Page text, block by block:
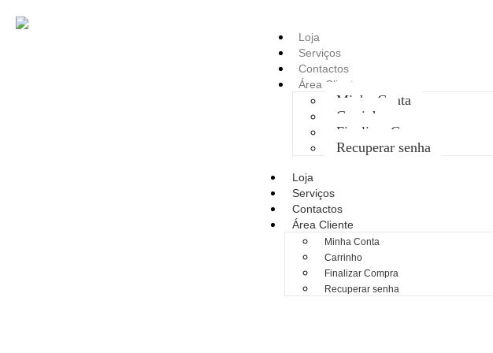
Loja
Serviços
Contactos
Área Cliente
Minha Conta
Carrinho
Finalizar Compra
Recuperar senha
Loja
Serviços
Contactos
Área Cliente
Minha Conta
Carrinho
Finalizar Compra
Recuperar senha